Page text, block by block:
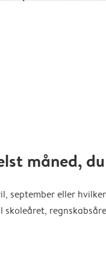
måned,
september eller
skoleåret,